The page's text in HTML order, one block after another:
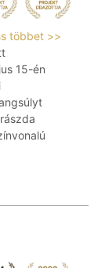
többet >>
15-én